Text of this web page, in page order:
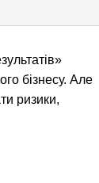
бізнесу. Але
ризики,